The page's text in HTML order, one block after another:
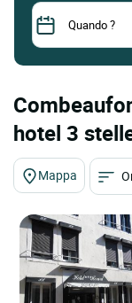
hotel 3
Mappa